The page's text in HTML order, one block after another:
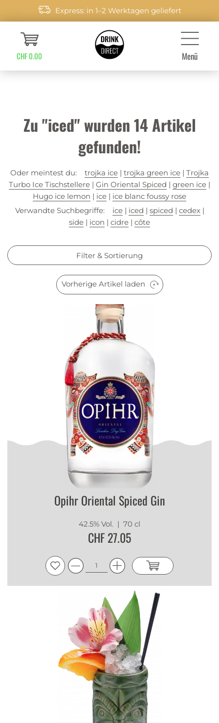
Express: in 1–2 Werktagen geliefert
CHF 0.00 Menü
Zu "iced" wurden14Artikel
gefunden!
Oder meintest du: trojka ice | trojka green ice | Trojka
Turbo Ice Tischstellere | Gin Oriental Spiced | green ice |
Hugo ice lemon | ice | ice blanc foussy rose
Verwandte Suchbegriffe:
ice| iced | spiced | cedex|
side | icon | cidre | côte
Filter & Sortierung
Vorherige Artikel laden
Opihr Oriental Spiced Gin
42.5% Vol. | 70 cl
CHF 27.05